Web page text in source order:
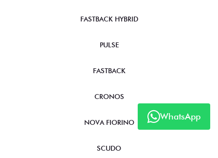
WhatsApp
FASTBACK HYBRID
PULSE
FASTBACK
CRONOS
NOVA FIORINO
SCUDO